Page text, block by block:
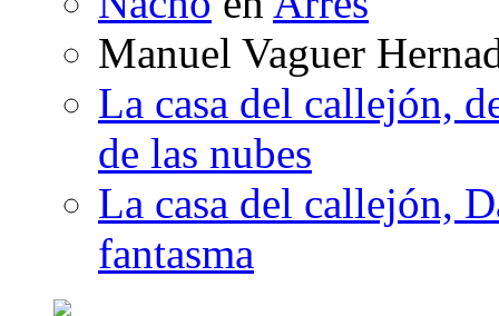
Manuel Vaguer
La casa del callejón,
de las nubes
La casa del callejón,
fantasma